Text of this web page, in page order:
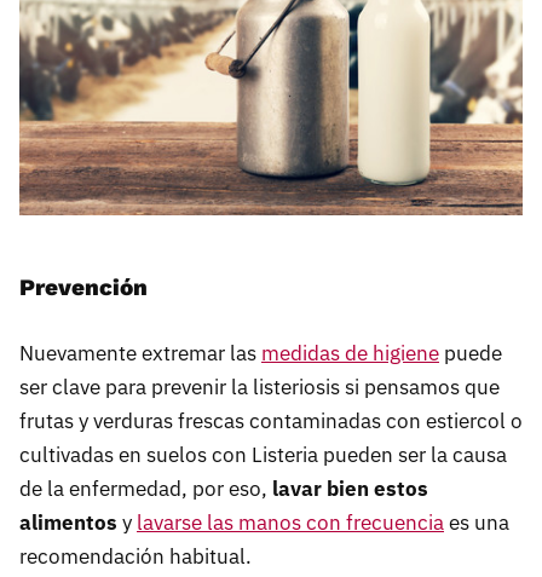
Prevención
Nuevamente extremar las medidas de higiene puede
ser clave para prevenir la listeriosis si pensamos que
frutas y verduras frescas contaminadas con estiercol o
cultivadas en suelos con Listeria pueden ser la causa
de la enfermedad, por eso, lavar bien estos
alimentos y lavarse las manos con frecuenciaes una
recomendación habitual.